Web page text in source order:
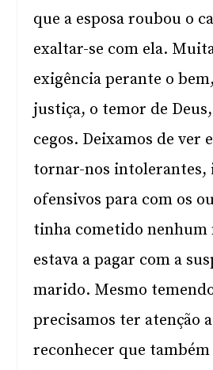
que a esposa roubou o
exaltar-se com ela.
exigência perante o
justiça, o temor de
cegos. Deixamos de ver
tornar-nos intolerantes,
ofensivos para com os
tinha cometido nenhum
estava a pagar com a
marido. Mesmo
precisamos ter atenção
reconhecer que